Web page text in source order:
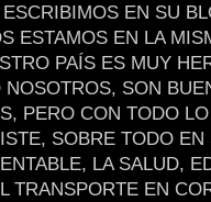
EN SU
ESTAMOS EN LA
PAÍS ES MUY
SON
PERO CON TODO
SOBRE TODO
LA SALUD,
TRANSPORTE EN